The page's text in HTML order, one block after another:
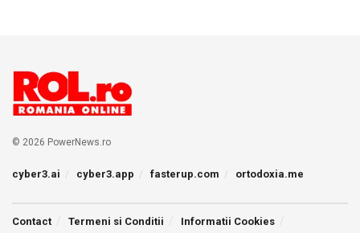
© 2026 PowerNews.ro
cyber3.ai cyber3.app fasterup.com ortodoxia.me
Contact Termeni si Conditii Informatii Cookies